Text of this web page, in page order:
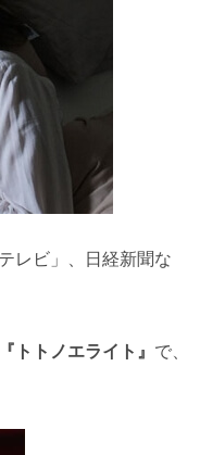
レビ」、日経新聞な
トトノエライト』 で、